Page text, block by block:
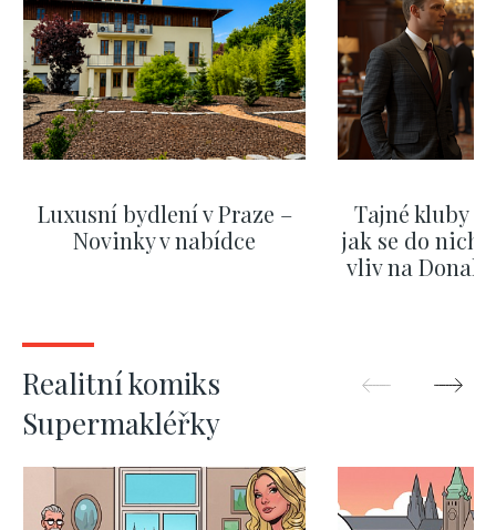
Luxusní bydlení v Praze –
Novinky v nabídce
Tajné kluby
jak se do nich
vliv na
Realitní komiks
Supermakléřky